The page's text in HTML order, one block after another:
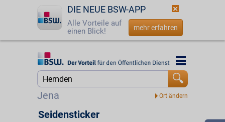
DIE NEUE BSW-APP
Alle Vorteile auf
einen Blick!
mehr erfahren
Startseite
Login
Jena
Startseite
Seidensticker